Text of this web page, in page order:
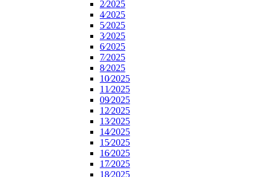
2⁄2025
4⁄2025
5⁄2025
3⁄2025
6⁄2025
7⁄2025
8⁄2025
10⁄2025
11⁄2025
09⁄2025
12⁄2025
13⁄2025
14⁄2025
15⁄2025
16⁄2025
17⁄2025
18⁄2025